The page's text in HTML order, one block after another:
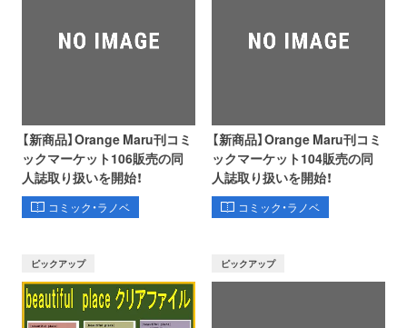
【新商品】Orange Maru刊コミ
ックマーケット106販売の同
人誌取り扱いを開始！
コミック・ラノベ
【新商品】Orange Maru刊コミ
ックマーケット104販売の同
人誌取り扱いを開始！
コミック・ラノベ
ピックアップ ピックアップ